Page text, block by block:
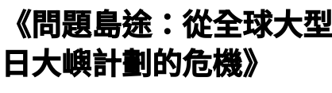
《問題島途：從全球大
日大嶼計劃的危機》